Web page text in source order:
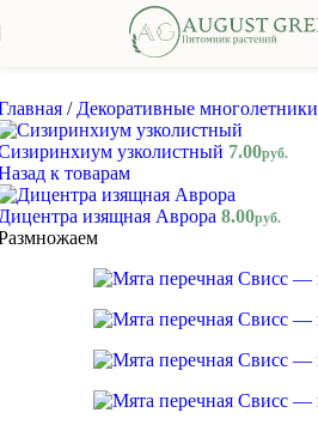
Skip to navigation Skip to main content
/ Декоративные многолетники
узколистный 7.00руб.
к товарам
изящная Аврора 8.00руб.